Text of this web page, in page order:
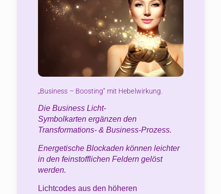
„Business – Boosting“ mit Hebelwirkung.
Die Business Licht-
Symbolkarten ergänzen den
Transformations- & Business-Prozess.
Energetische Blockaden können leichter
in den feinstofflichen Feldern gelöst
werden.
Lichtcodes aus den höheren